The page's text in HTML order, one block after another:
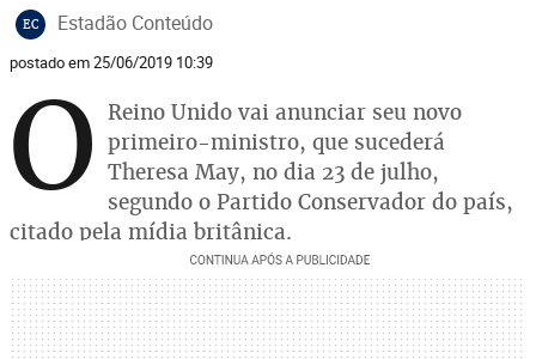
EC Estadão Conteúdo
postado em 25/06/2019 10:39
O Reino Unido vai anunciar seu novo
primeiro-ministro, que sucederá
Theresa May, no dia 23 de julho,
segundo o Partido Conservador do país,
citado pela mídia britânica.